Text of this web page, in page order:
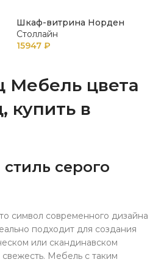
Шкаф-витрина Норден
Столлайн
15947 ₽
Мебель цвета
купить в
серого
символ современного дизайна
подходит для создания
или скандинавском
свежесть. Мебель с таким